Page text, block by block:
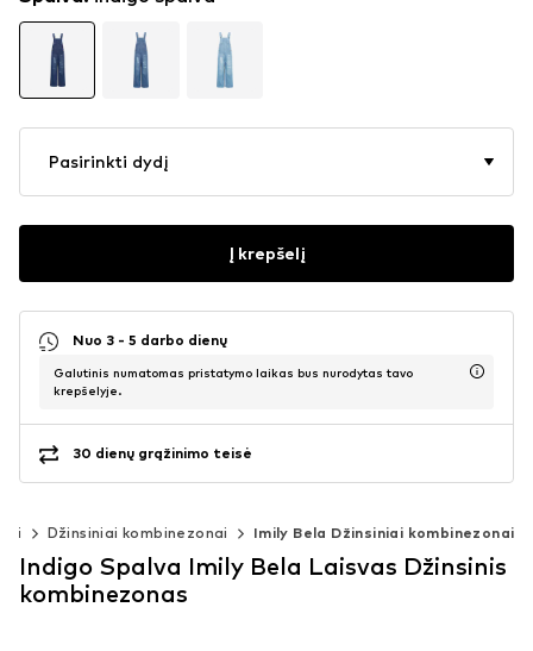
Pasirinkti dydį
Į krepšelį
Nuo 3 - 5 darbo dienų
Galutinis numatomas pristatymo laikas bus nurodytas tavo
krepšelyje.
30 dienų grąžinimo teisė
Džinsiniai kombinezonai Imily Bela Džinsiniai kombinezonai
Indigo Spalva Imily Bela Laisvas Džinsinis
kombinezonas